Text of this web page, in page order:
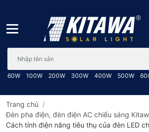
60W 100W 200W 300W 400W 500W
Trang chủ /
Đèn pha điện, đèn điện AC chiếu sáng
Cách tính điện năng tiêu thụ của đèn LED